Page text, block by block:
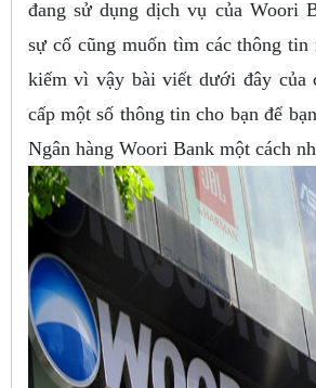
đang sử dụng dịch vụ của Woori
sự cố cũng muốn tìm các thông tin
kiếm vì vậy bài viết dưới đây của
cấp một số thông tin cho bạn để
Ngân hàng Woori Bank một cách